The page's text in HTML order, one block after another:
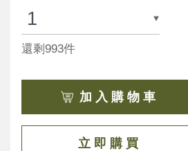
還剩993件
加 入 購 物 車
立 即 購 買